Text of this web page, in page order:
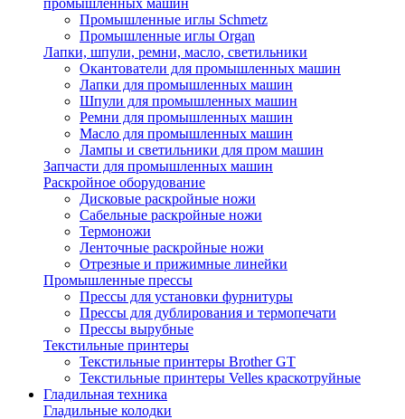
промышленных машин
Промышленные иглы Schmetz
Промышленные иглы Organ
Лапки, шпули, ремни, масло, светильники
Окантователи для промышленных машин
Лапки для промышленных машин
Шпули для промышленных машин
Ремни для промышленных машин
Масло для промышленных машин
Лампы и светильники для пром машин
Запчасти для промышленных машин
Раскройное оборудование
Дисковые раскройные ножи
Сабельные раскройные ножи
Термоножи
Ленточные раскройные ножи
Отрезные и прижимные линейки
Промышленные прессы
Прессы для установки фурнитуры
Прессы для дублирования и термопечати
Прессы вырубные
Текстильные принтеры
Текстильные принтеры Brother GT
Текстильные принтеры Velles краскотруйные
Гладильная техника
Гладильные колодки